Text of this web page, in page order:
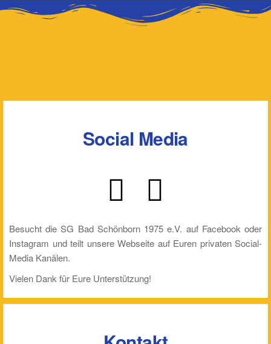
Social Media
Besucht die SG Bad Schönborn 1975 e.V. auf Facebook oder
Instagram und teilt unsere Webseite auf Euren privaten Social-
Media Kanälen.
Vielen Dank für Eure Unterstützung!